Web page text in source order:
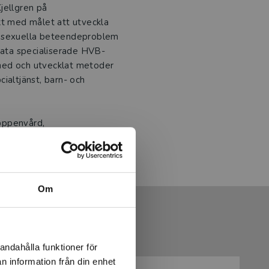
Om
funktioner för
information från din enhet
på
med målet att utveckla
beteendeproblem
specialiserade HVB-
och utvecklat metoder
barn- och
beteendeproblem.